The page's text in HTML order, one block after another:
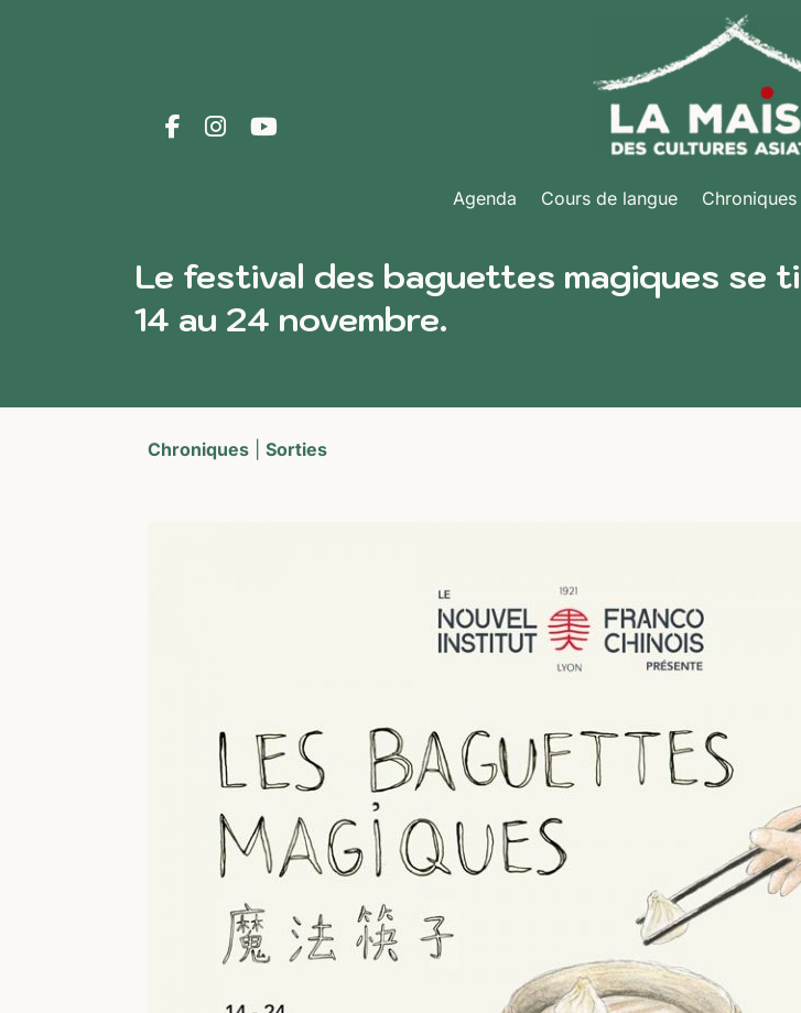
Agenda Cours de langue Chroniques
Le festival des baguettes magiques se
14 au 24 novembre.
Chroniques |Sorties